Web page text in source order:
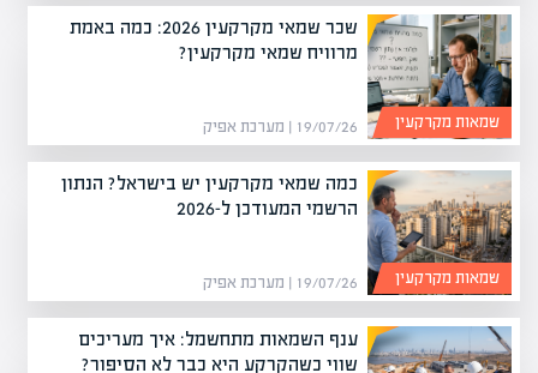
שכר שמאי מקרקעין 2026: כמה באמת
מרוויח שמאי מקרקעין?
19/07/26 | מערכת אפיק שמאות מקרקעין
כמה שמאי מקרקעין יש בישראל? הנתון
הרשמי המעודכן ל-2026
19/07/26 | מערכת אפיק שמאות מקרקעין
ענף השמאות מתחשמל: איך מעריכים
שווי כשהקרקע היא כבר לא הסיפור?